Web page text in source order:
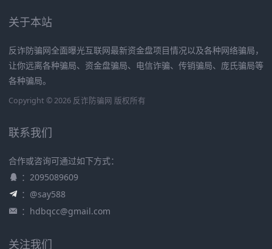
关于本站
反诈防骗网全面曝光互联网最新资金盘项目情况以及各种网络骗局，
让你远离各种骗局、资金盘骗局、电信诈骗、传销骗局、庞氏骗局等
各种骗局。
Copyright © 2026 反诈防骗网 版权所有
联系我们
合作或咨询可通过如下方式：
：2095089609
：@say588
： hdbqcc@gmail.com
关注我们